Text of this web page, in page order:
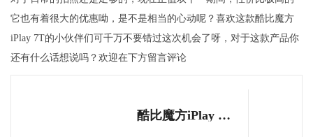
它也有着很大的优惠呦，是不是相当的心动呢？喜欢这款酷比魔方
iPlay 7T的小伙伴们可千万不要错过这次机会了呀，对于这款产品你
还有什么话想说吗？欢迎在下方留言评论
酷比魔方iPlay 7T 6.98英寸四核掌上高清娱乐追剧安卓平板电脑 黑色